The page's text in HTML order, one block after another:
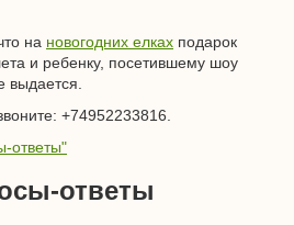
на новогодних елках подарок
и ребенку, посетившему шоу
выдается.
+74952233816.
ответы"
ответы